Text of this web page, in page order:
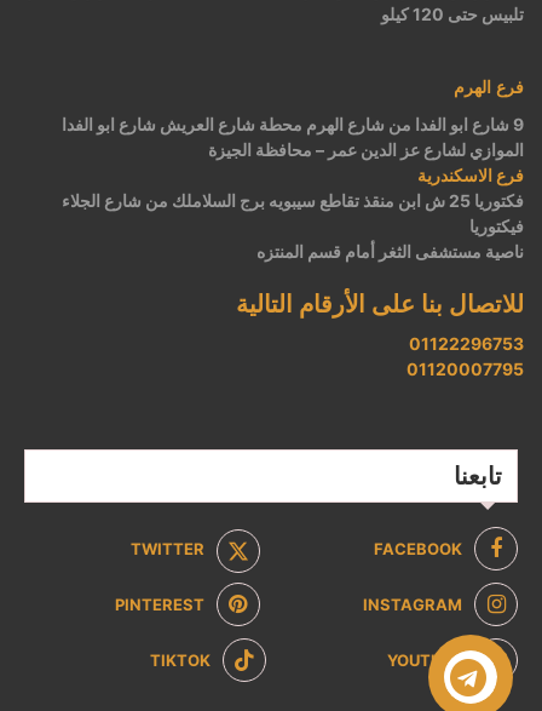
تلبيس حتى 120 كيلو
فرع الهرم
9 شارع ابو الفدا من شارع الهرم محطة شارع العريش شارع ابو الفدا
الموازي لشارع عز الدين عمر – محافظة الجيزة
فرع الاسكندرية
فكتوريا 25 ش ابن منقذ تقاطع سيبويه برج السلاملك من شارع الجلاء
فيكتوريا
ناصية مستشفى الثغر أمام قسم المنتزه
للاتصال بنا على الأرقام التالية
01122296753
01120007795
تابعنا
FACEBOOK
TWITTER
INSTAGRAM
PINTEREST
YOUTUBE
TIKTOK